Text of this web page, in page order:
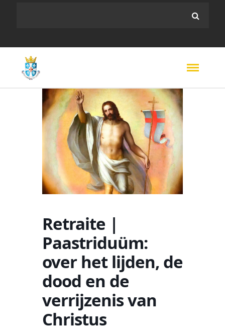
Retraite |
Paastriduüm:
over het lijden, de
dood en de
verrijzenis van
Christus